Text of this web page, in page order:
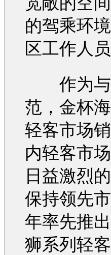
的驾乘环
区工作人
作为与
范，金杯
轻客市场
内轻客市
日益激烈
保持领先
年率先推
狮系列轻